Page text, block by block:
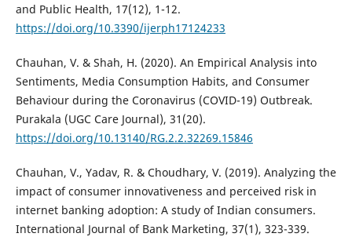
and Public Health, 17(12), 1-12.
https://doi.org/10.3390/ijerph17124233
Chauhan, V. & Shah, H. (2020). An Empirical Analysis into
Sentiments, Media Consumption Habits, and Consumer
Behaviour during the Coronavirus (COVID-19) Outbreak.
Purakala (UGC Care Journal), 31(20).
https://doi.org/10.13140/RG.2.2.32269.15846
Chauhan, V., Yadav, R. & Choudhary, V. (2019). Analyzing the
impact of consumer innovativeness and perceived risk in
internet banking adoption: A study of Indian consumers.
International Journal of Bank Marketing, 37(1), 323-339.